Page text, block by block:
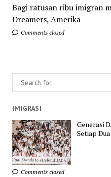
Bagi ratusan ribu imigran
Dreamers, Amerika
Comments closed
IMIGRASI
Generasi
Setiap
Comments closed